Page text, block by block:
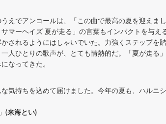
でアンコールは、「この曲で最高の夏を迎えま
マーヘイズ 夏が走る」の言葉もインパクトを与え
されるようにはしゃいでいた。力強くステップを
人ひとりの歌声が、とても情熱的だ。「夏が走る
なってきた。
持ちを込めて届けました。今年の夏も、ハルニ
(来海とい)